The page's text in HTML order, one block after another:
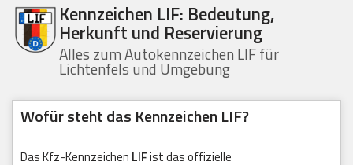
Kennzeichen LIF: Bedeutung,
Herkunft und Reservierung
Alles zum Autokennzeichen LIF für
Lichtenfels und Umgebung
Wofür steht das Kennzeichen LIF?
Das Kfz-Kennzeichen LIFist das offizielle